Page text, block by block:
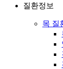
질환정보
목 질